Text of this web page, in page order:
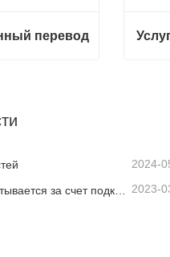
перевод
2024-
2023-